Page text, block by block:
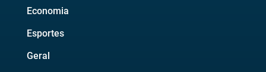
Economia
Esportes
Geral